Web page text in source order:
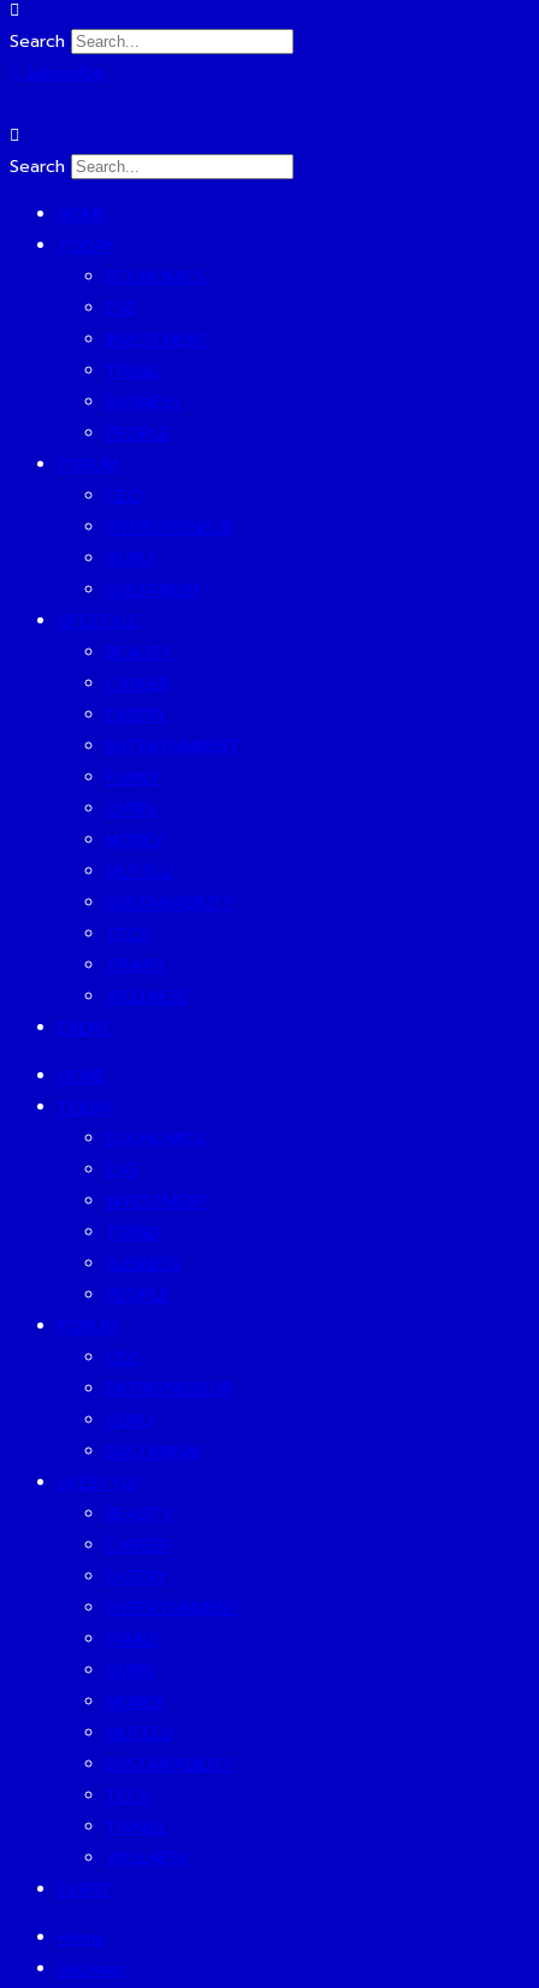
Search
Subscribe
Search
HOME
TODAY
ECONOMICS
ESG
INVESTMENT
TREND
BUSINESS
PEOPLE
FORUM
CEO
ENTREPRENEUR
GURU
SUSTAINISM
LIFESTYLE
BEAUTY
CAREER
EATERY
ENTERTAINMENT
FAMILY
LIVING
MONEY
MUTELU
SUSTAINABILITY
TECH
TRAVEL
WELLNESS
EVENT
HOME
TODAY
ECONOMICS
ESG
INVESTMENT
TREND
BUSINESS
PEOPLE
FORUM
CEO
ENTREPRENEUR
GURU
SUSTAINISM
LIFESTYLE
BEAUTY
CAREER
EATERY
ENTERTAINMENT
FAMILY
LIVING
MONEY
MUTELU
SUSTAINABILITY
TECH
TRAVEL
WELLNESS
EVENT
Home
Archives